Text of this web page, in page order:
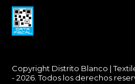
Copyright Distrito Blanco |
- 2026. Todos los derechos